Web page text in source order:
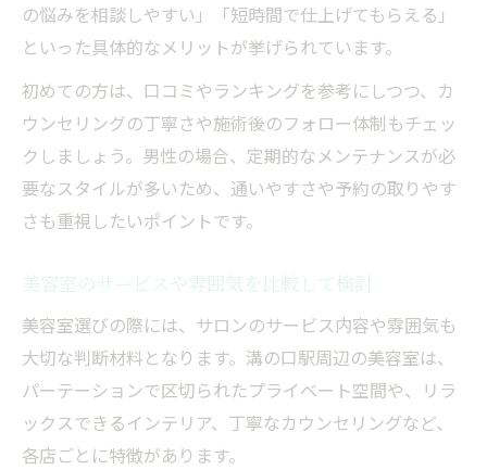
の悩みを相談しやすい」「短時間で仕上げてもらえる」
といった具体的なメリットが挙げられています。
初めての方は、口コミやランキングを参考にしつつ、カ
ウンセリングの丁寧さや施術後のフォロー体制もチェッ
クしましょう。男性の場合、定期的なメンテナンスが必
要なスタイルが多いため、通いやすさや予約の取りやす
さも重視したいポイントです。
美容室のサービスや雰囲気を比較して検討
美容室選びの際には、サロンのサービス内容や雰囲気も
大切な判断材料となります。溝の口駅周辺の美容室は、
パーテーションで区切られたプライベート空間や、リラ
ックスできるインテリア、丁寧なカウンセリングなど、
各店ごとに特徴があります。